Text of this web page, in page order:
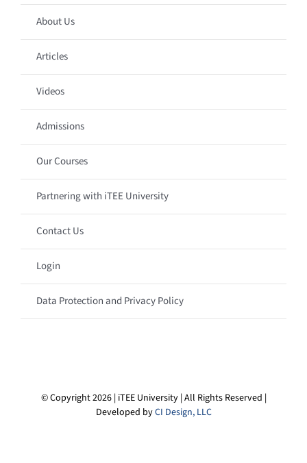
About Us
Articles
Videos
Admissions
Our Courses
Partnering with iTEE University
Contact Us
Login
Data Protection and Privacy Policy
© Copyright 2026 | iTEE University | All Rights Reserved |
Developed byCI Design, LLC